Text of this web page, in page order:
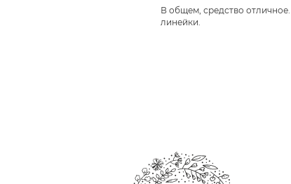
В общем, средство
линейки.